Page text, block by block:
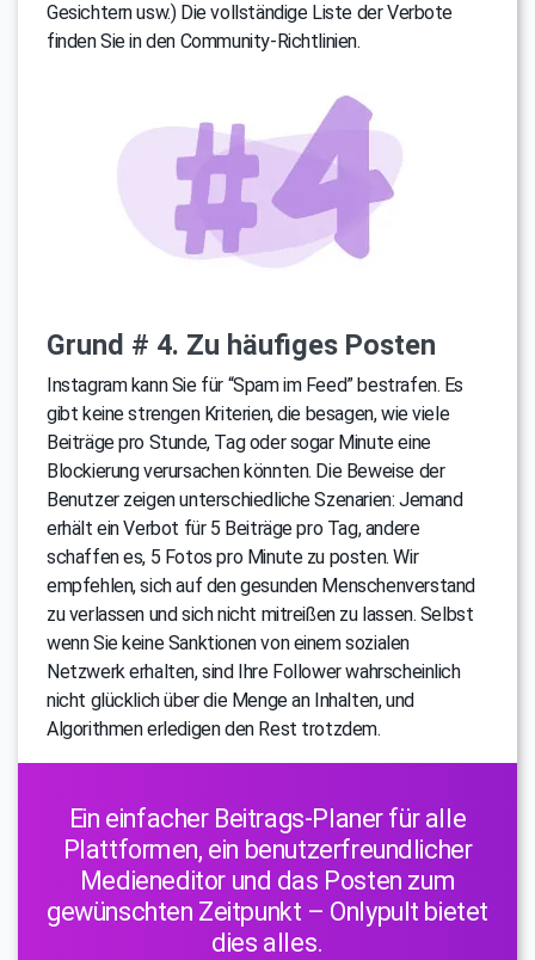
Gesichtern usw.) Die vollständige Liste der Verbote
finden Sie in den Community-Richtlinien.
Grund # 4. Zu häufiges Posten
Instagram kann Sie für “Spam im Feed” bestrafen. Es
gibt keine strengen Kriterien, die besagen, wie viele
Beiträge pro Stunde, Tag oder sogar Minute eine
Blockierung verursachen könnten. Die Beweise der
Benutzer zeigen unterschiedliche Szenarien: Jemand
erhält ein Verbot für 5 Beiträge pro Tag, andere
schaffen es, 5 Fotos pro Minute zu posten. Wir
empfehlen, sich auf den gesunden Menschenverstand
zu verlassen und sich nicht mitreißen zu lassen. Selbst
wenn Sie keine Sanktionen von einem sozialen
Netzwerk erhalten, sind Ihre Follower wahrscheinlich
nicht glücklich über die Menge an Inhalten, und
Algorithmen erledigen den Rest trotzdem.
Ein einfacher Beitrags-Planer für alle
Plattformen, ein benutzerfreundlicher
Medieneditor und das Posten zum
gewünschten Zeitpunkt – Onlypult bietet
dies alles.